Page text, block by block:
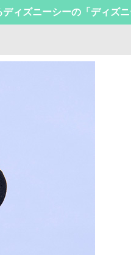
ィズニーシーの「ディズニ